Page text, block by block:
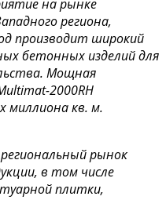
на рынке
региона,
производит широкий
бетонных изделий для
Мощная
2000RH
миллиона кв. м.
рынок
в том числе
плитки,